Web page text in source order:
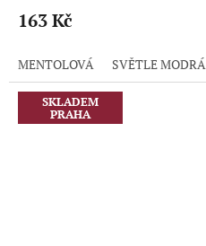
produktu
z
5
hvězdiček.
163 Kč
MENTOLOVÁ SVĚTLE MODRÁ
SKLADEM
PRAHA